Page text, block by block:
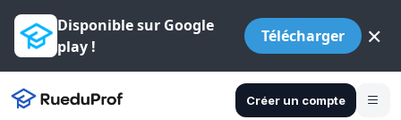
Disponible sur Google
play !
Télécharger ×
Créer un compte